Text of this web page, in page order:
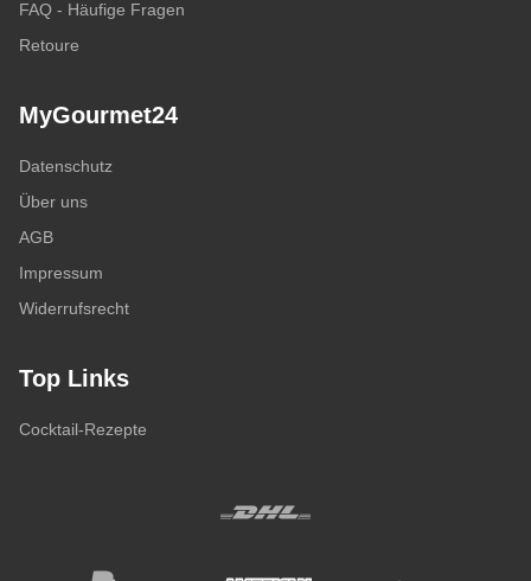
FAQ - Häufige Fragen
Retoure
MyGourmet24
Datenschutz
Über uns
AGB
Impressum
Widerrufsrecht
Top Links
Cocktail-Rezepte